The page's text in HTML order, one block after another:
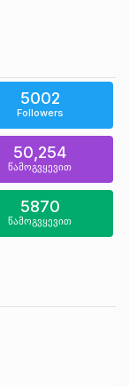
5002
Followers
50,254
წამოგვყევით
5870
წამოგვყევით